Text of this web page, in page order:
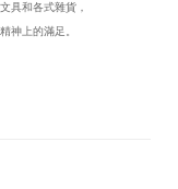
具和各式雜貨，
神上的滿足。